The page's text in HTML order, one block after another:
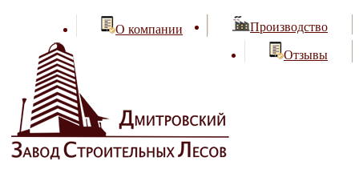
Производство
О компании
Отзывы